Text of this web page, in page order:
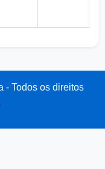
- Todos os direitos